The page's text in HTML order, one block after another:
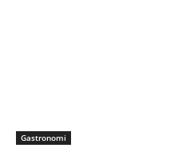
Gastronomi